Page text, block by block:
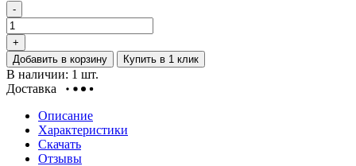
-
+
Добавить в корзину
Купить в 1 клик
В наличии: 1 шт.
Доставка
Описание
Характеристики
Скачать
Отзывы